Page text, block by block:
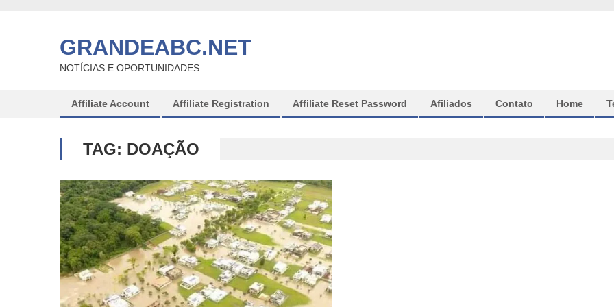
GRANDEABC.NET
NOTÍCIAS E OPORTUNIDADES
Affiliate Account Affiliate Registration Affiliate Reset Password Afiliados Contato Home
TAG: DOAÇÃO